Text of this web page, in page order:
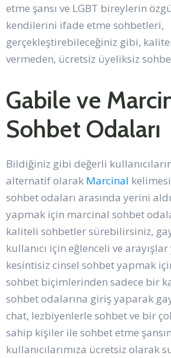
etme şansı ve LGBT bireylerin
kendilerini ifade etme sohbetleri,
gerçekleştirebileceğiniz gibi,
vermeden, ücretsiz üyeliksiz
Gabile ve
Sohbet Odaları
Bildiğiniz gibi değerli
alternatif olarak Marcinal
sohbet odaları arasında yerini
yapmak için marcinal sohbet
kaliteli sohbetler sürebilirsiniz,
kullanıcı için eğlenceli ve
kesintisiz cinsel sohbet yapmak
sohbet biçimlerinden sadece bir
sohbet odalarına giriş yaparak
chat, lezbiyenlerle sohbet ve bir
sahip kişiler ile sohbet etme
kullanıcılarımıza ücretsiz olarak